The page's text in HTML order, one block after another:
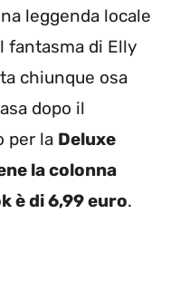
leggenda locale
fantasma di Elly
chiunque osa
dopo il
per la Deluxe
la colonna
è di 6,99 euro.